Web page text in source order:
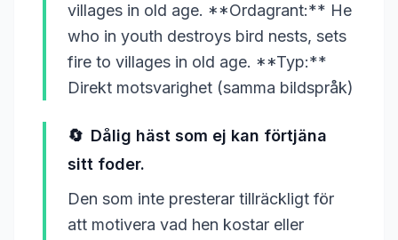
villages in old age. **Ordagrant:** He
who in youth destroys bird nests, sets
fire to villages in old age. **Typ:**
Direkt motsvarighet (samma bildspråk)
🔄 Dålig häst som ej kan förtjäna
sitt foder.
Den som inte presterar tillräckligt för
att motivera vad hen kostar eller